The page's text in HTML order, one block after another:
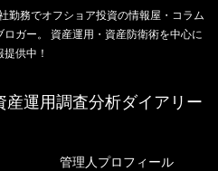
勤務でオフショア投資の情報屋・コラム
ガー。 資産運用・資産防衛術を中心に
提供中！
運用調査分析ダイアリー
管理人プロフィール